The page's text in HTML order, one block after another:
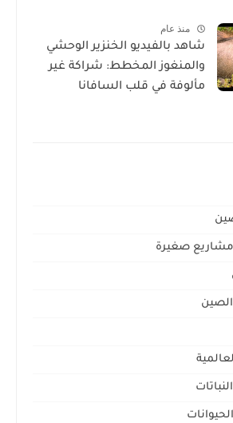
منذ عام
شاهد بالفيديو الخنزير الوحشي
والمنغوز المخطط: شراكة غير
مألوفة في قلب السافانا
صغيرة